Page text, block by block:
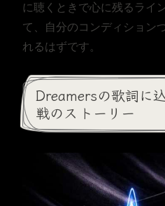
に聴くときで心に残るライ
て、自分のコンディション
れるはずです。
Dreamersの歌詞に
戦のストーリー